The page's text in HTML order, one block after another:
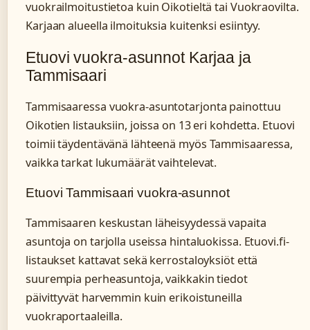
vuokrailmoitustietoa kuin Oikotieltä tai Vuokraovilta.
Karjaan alueella ilmoituksia kuitenksi esiintyy.
Etuovi vuokra-asunnot Karjaa ja
Tammisaari
Tammisaaressa vuokra-asuntotarjonta painottuu
Oikotien listauksiin, joissa on 13 eri kohdetta. Etuovi
toimii täydentävänä lähteenä myös Tammisaaressa,
vaikka tarkat lukumäärät vaihtelevat.
Etuovi Tammisaari vuokra-asunnot
Tammisaaren keskustan läheisyydessä vapaita
asuntoja on tarjolla useissa hintaluokissa. Etuovi.fi-
listaukset kattavat sekä kerrostaloyksiöt että
suurempia perheasuntoja, vaikkakin tiedot
päivittyvät harvemmin kuin erikoistuneilla
vuokraportaaleilla.